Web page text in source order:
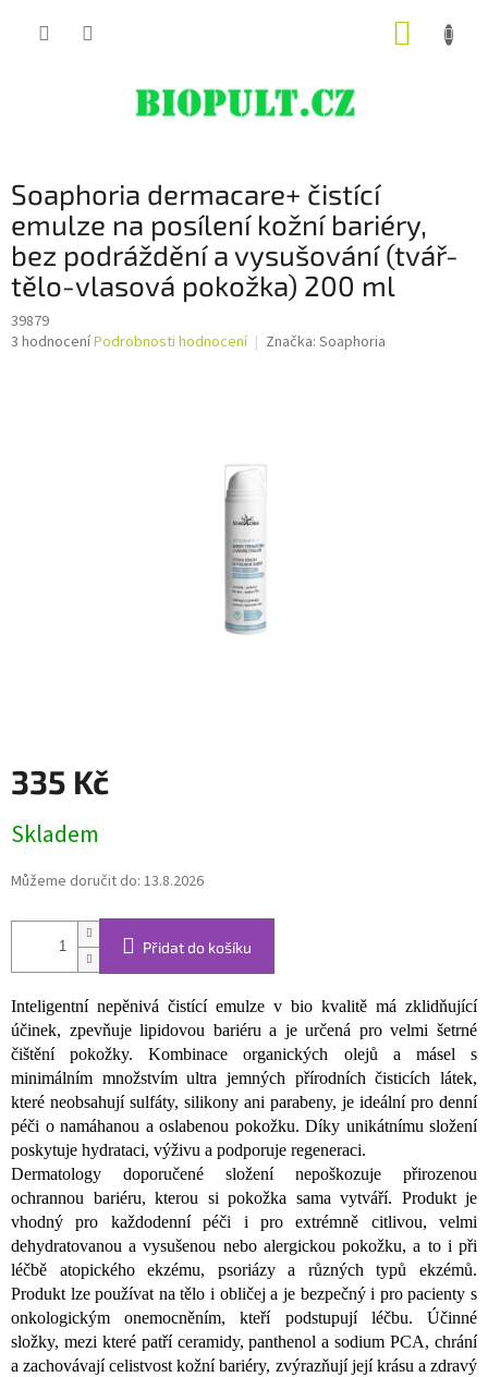
Soaphoria dermacare+ čistící
emulze na posílení kožní bariéry,
bez podráždění a vysušování (tvář-
tělo-vlasová pokožka) 200 ml
39879
Průměrné
3 hodnoceníPodrobnosti hodnocení Značka: Soaphoria
335 Kč
cena:
Skladem
Můžeme doručit do: 13.8.2026
Přidat do košíku
Inteligentní nepěnivá čistící emulze v bio kvalitě má zklidňující
účinek, zpevňuje lipidovou bariéru a je určená pro velmi šetrné
čištění pokožky. Kombinace organických olejů a másel s
minimálním množstvím ultra jemných přírodních čisticích látek,
které neobsahují sulfáty, silikony ani parabeny, je ideální pro denní
péči o namáhanou a oslabenou pokožku. Díky unikátnímu složení
poskytuje hydrataci, výživu a podporuje regeneraci.
Dermatology doporučené složení nepoškozuje přirozenou
ochrannou bariéru, kterou si pokožka sama vytváří. Produkt je
vhodný pro každodenní péči i pro extrémně citlivou, velmi
dehydratovanou a vysušenou nebo alergickou pokožku, a to i při
léčbě atopického ekzému, psoriázy a různých typů ekzémů.
Produkt lze používat na tělo i obličej a je bezpečný i pro pacienty s
onkologickým onemocněním, kteří podstupují léčbu. Účinné
složky, mezi které patří ceramidy, panthenol a sodium PCA, chrání
a zachovávají celistvost kožní bariéry, zvýrazňují její krásu a zdravý